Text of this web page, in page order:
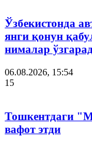
Ўзбекистонда
янги қонун
нималар
06.08.2026, 15:54
15
Тошкентдаги
вафот этди